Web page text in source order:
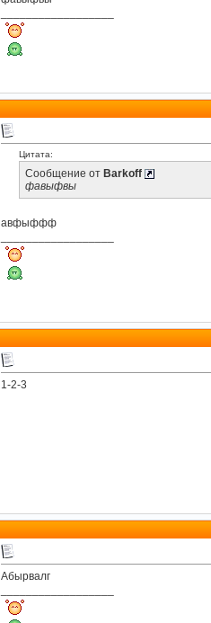
Цитата:
Сообщение от Barkoff
фавыфвы
авфыффф
1-2-3
Абырвалг